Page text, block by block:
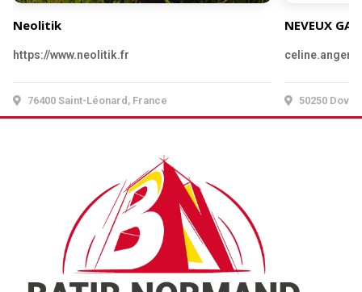
Neolitik
https://www.neolitik.fr
76400 Saint-Léonard, France
NEVEUX
50250